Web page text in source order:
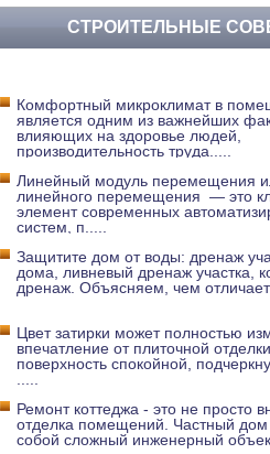
СТРОИТЕЛЬНЫЕ
Комфортный микроклимат в
является одним из важнейших
влияющих на здоровье людей,
производительность труда
Линейный модуль перемещения
линейного перемещения — это
элемент современных
систем, п
Защитите дом от воды: дренаж
дома, ливневый дренаж участка,
дренаж. Объясняем, чем
Цвет затирки может полностью
впечатление от плиточной
поверхность спокойной,
Ремонт коттеджа - это не просто
отделка помещений. Частный дом
собой сложный инженерный